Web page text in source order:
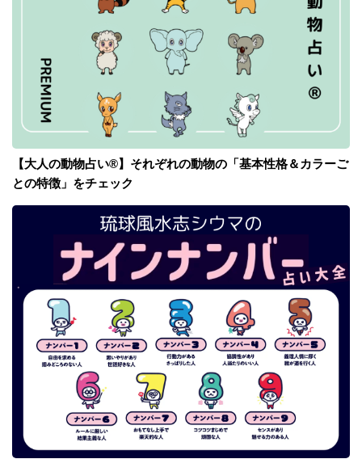
【大人の動物占い®】それぞれの動物の「基本性格＆カラーご
との特徴」をチェック